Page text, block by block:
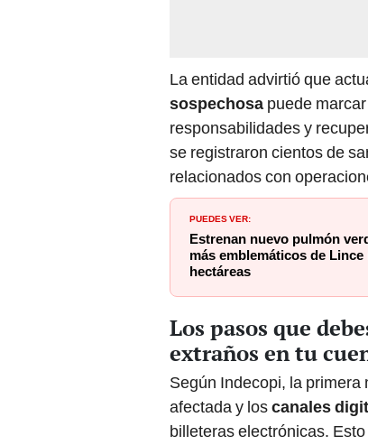
La entidad advirtió que
sospechosa puede
responsabilidades y
se registraron cientos de
relacionados con
PUEDES VER:
Estrenan nuevo pulmón
más emblemáticos de
hectáreas
Los pasos que
extraños en tu
Según Indecopi, la primera
afectada y loscanales
billeteras electrónicas.